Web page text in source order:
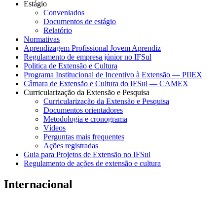
Estágio
Conveniados
Documentos de estágio
Relatório
Normativas
Aprendizagem Profissional Jovem Aprendiz
Regulamento de empresa júnior no IFSul
Politica de Extensão e Cultura
Programa Institucional de Incentivo à Extensão — PIIEX
Câmara de Extensão e Cultura do IFSul — CAMEX
Curricularização da Extensão e Pesquisa
Curricularização da Extensão e Pesquisa
Documentos orientadores
Metodologia e cronograma
Vídeos
Perguntas mais frequentes
Ações registradas
Guia para Projetos de Extensão no IFSul
Regulamento de ações de extensão e cultura
Internacional